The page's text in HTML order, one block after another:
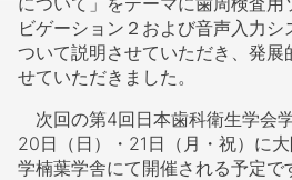
ビゲーション２および音声入力
ついて説明させていただき、発展
せていただきました。
次回の第4回日本歯科衛生学会
20日（日）・21日（月・祝）に
学楠葉学舎にて開催される予定で